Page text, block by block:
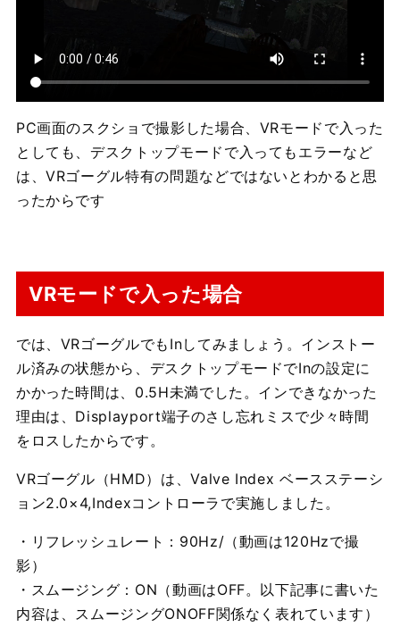
PC画面のスクショで撮影した場合、VRモードで入った
としても、デスクトップモードで入ってもエラーなど
は、VRゴーグル特有の問題などではないとわかると思
ったからです
VRモードで入った場合
では、VRゴーグルでもInしてみましょう。インストー
ル済みの状態から、デスクトップモードでInの設定に
かかった時間は、0.5H未満でした。インできなかった
理由は、Displayport端子のさし忘れミスで少々時間
をロスしたからです。
VRゴーグル（HMD）は、Valve Index ベースステーシ
ョン2.0×4,Indexコントローラで実施しました。
・リフレッシュレート：90Hz/（動画は120Hzで撮
影）
・スムージング：ON（動画はOFF。以下記事に書いた
内容は、スムージングONOFF関係なく表れています）